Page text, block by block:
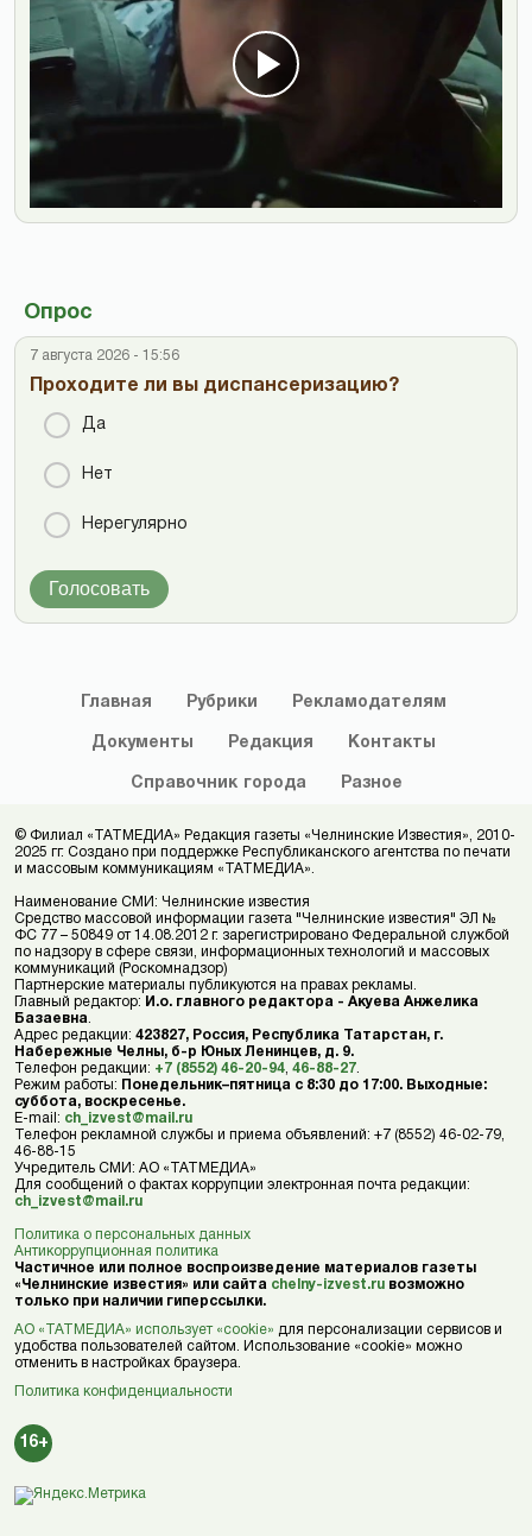
Опрос
7 августа 2026 - 15:56
Проходите ли вы диспансеризацию?
Да
Нет
Нерегулярно
Голосовать
Главная Рубрики Рекламодателям
Документы Редакция Контакты
Справочник города Разное
© Филиал «ТАТМЕДИА» Редакция газеты «Челнинские Известия», 2010-
2025 гг. Создано при поддержке Республиканского агентства по печати
и массовым коммуникациям «ТАТМЕДИА».
Наименование СМИ: Челнинские известия
Средство массовой информации газета "Челнинские известия" ЭЛ №
ФС 77 – 50849 от 14.08.2012 г. зарегистрировано Федеральной службой
по надзору в сфере связи, информационных технологий и массовых
коммуникаций (Роскомнадзор)
Партнерские материалы публикуются на правах рекламы.
Главный редактор: И.о. главного редактора - Акуева Анжелика
Базаевна
Адрес редакции: 423827, Россия, Республика Татарстан, г.
Набережные Челны, б-р Юных Ленинцев, д. 9.
Телефон редакции: +7 (8552) 46-20-94 46-88-27
Режим работы: Понедельник–пятница с 8:30 до 17:00. Выходные:
суббота, воскресенье.
E-mail: ch_izvest@mail.ru
Телефон рекламной службы и приема объявлений: +7 (8552) 46-02-79,
46-88-15
Учредитель СМИ: АО «ТАТМЕДИА»
Для сообщений о фактах коррупции электронная почта редакции:
ch_izvest@mail.ru
Политика о персональных данных
Антикоррупционная политика
Частичное или полное воспроизведение материалов газеты
«Челнинские известия» или сайта chelny-izvest.ru возможно
только при наличии гиперссылки.
АО «ТАТМЕДИА» использует «cookie» для персонализации сервисов и
удобства пользователей сайтом. Использование «cookie» можно
отменить в настройках браузера.
Политика конфиденциальности
16+